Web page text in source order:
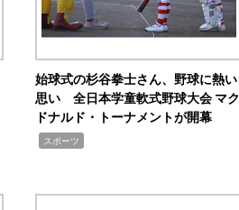
始球式の杉谷拳士さん、野球に熱い
思い 全日本学童軟式野球大会 マク
ドナルド・トーナメントが開幕
スポーツ